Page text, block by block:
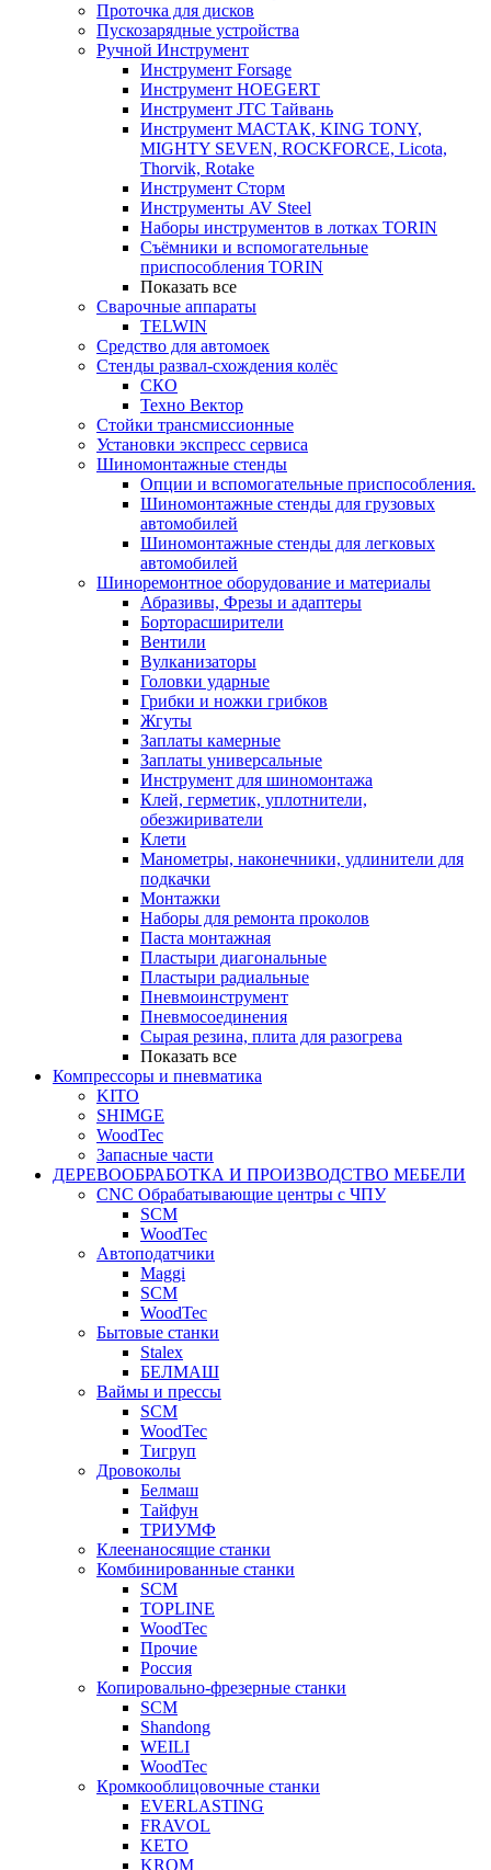
Проточка для дисков
Пускозарядные устройства
Ручной Инструмент
Инструмент Forsage
Инструмент HOEGERT
Инструмент JTC Тайвань
Инструмент МАСТАК, KING TONY,
MIGHTY SEVEN, ROCKFORCE, Licota,
Thorvik, Rotake
Инструмент Сторм
Инструменты AV Steel
Наборы инструментов в лотках TORIN
Съёмники и вспомогательные
приспособления TORIN
Показать все
Сварочные аппараты
TELWIN
Средство для автомоек
Стенды развал-схождения колёс
СКО
Техно Вектор
Стойки трансмиссионные
Установки экспресс сервиса
Шиномонтажные стенды
Опции и вспомогательные приспособления.
Шиномонтажные стенды для грузовых
автомобилей
Шиномонтажные стенды для легковых
автомобилей
Шиноремонтное оборудование и материалы
Абразивы, Фрезы и адаптеры
Борторасширители
Вентили
Вулканизаторы
Головки ударные
Грибки и ножки грибков
Жгуты
Заплаты камерные
Заплаты универсальные
Инструмент для шиномонтажа
Клей, герметик, уплотнители,
обезжириватели
Клети
Манометры, наконечники, удлинители для
подкачки
Монтажки
Наборы для ремонта проколов
Паста монтажная
Пластыри диагональные
Пластыри радиальные
Пневмоинструмент
Пневмосоединения
Сырая резина, плита для разогрева
Показать все
Компрессоры и пневматика
KITO
SHIMGE
WoodTec
Запасные части
ДЕРЕВООБРАБОТКА И ПРОИЗВОДСТВО МЕБЕЛИ
CNC Обрабатывающие центры с ЧПУ
SCM
WoodTec
Автоподатчики
Maggi
SCM
WoodTec
Бытовые станки
Stalex
БЕЛМАШ
Ваймы и прессы
SCM
WoodTec
Тигруп
Дровоколы
Белмаш
Тайфун
ТРИУМФ
Клеенаносящие станки
Комбинированные станки
SCM
TOPLINE
WoodTec
Прочие
Россия
Копировально-фрезерные станки
SCM
Shandong
WEILI
WoodTec
Кромкооблицовочные станки
EVERLASTING
FRAVOL
KETO
KROM